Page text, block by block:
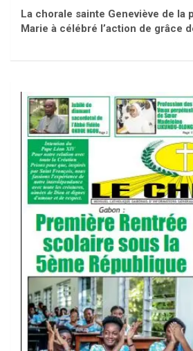
La chorale sainte Geneviève de la
Marie à célébré l’action de grâce